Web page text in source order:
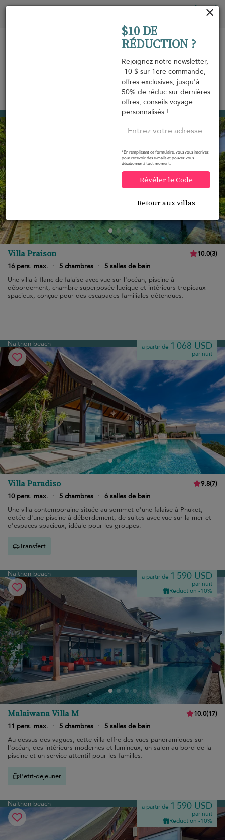
à partir de
Villa Praison 10.0(3)
16 pers. max.
· 5 chambres ·
5 salles de bain
Une villa à flanc de falaise avec vue sur l'océan, piscine à
débordement, chambre superposée ludique et intérieurs tropicaux
spacieux, conçue pour des escapades familiales détendues.
Naithon beach à partir de 1 068 USD
par nuit
Villa Paradiso 9.8(7)
10 pers. max.
· 5 chambres · 6 salles de bain
Une villa contemporaine située au sommet d'une falaise à Phuket,
dotée d'une piscine à débordement, de suites avec vue sur la mer et
d'espaces spacieux, idéale pour les groupes.
Transfert
Naithon beach à partir de 1 590 USD
par nuit
Réduction -10%
Malaiwana Villa M 10.0(17)
11 pers. max.
· 5 chambres ·
5 salles de bain
Au-dessus des vagues, cette villa offre des vues panoramiques sur
l'océan, des intérieurs modernes et lumineux, un salon au bord de la
piscine et un service attentif pour les familles.
Petit-déjeuner
Naithon beach à partir de 1 590 USD
par nuit
Réduction -10%
$10 DE
RÉDUCTION ?
Rejoignez notre newsletter,
-10 $ sur 1ère commande,
offres exclusives, jusqu'à
50% de réduc sur dernières
offres, conseils voyage
personnalisés !
*En remplissant ce formulaire, vous vous inscrivez
pour recevoir des e-mails et pouvez vous
désabonner à tout moment.
Révéler le Code
Retour aux villas
Vos paramètres de cookies